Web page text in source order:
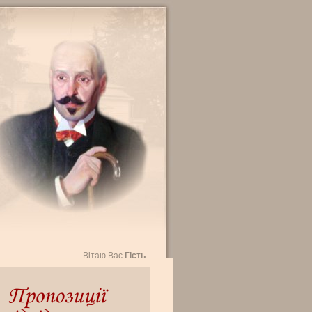
Вітаю Вас Гість